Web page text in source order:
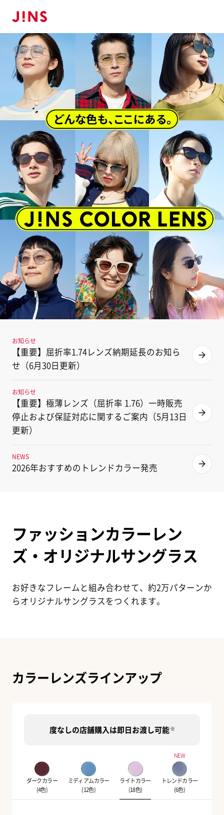
お知らせ
【重要】屈折率1.74レンズ納期延長のお知ら
せ（6月30日更新）
お知らせ
【重要】極薄レンズ（屈折率 1.76）一時販売
停止および保証対応に関するご案内（5月13日
更新）
NEWS
2026年おすすめのトレンドカラー発売
ファッションカラーレン
ズ・オリジナルサングラス
お好きなフレームと組み合わせて、約2万パターンか
らオリジナルサングラスをつくれます。
カラーレンズラインアップ
度なしの店舗購入は即日お渡し可能※
ダークカラー
(4色)
ミディアムカラー
(12色)
ライトカラー
(18色)
トレンドカラー
(6色)
NEW